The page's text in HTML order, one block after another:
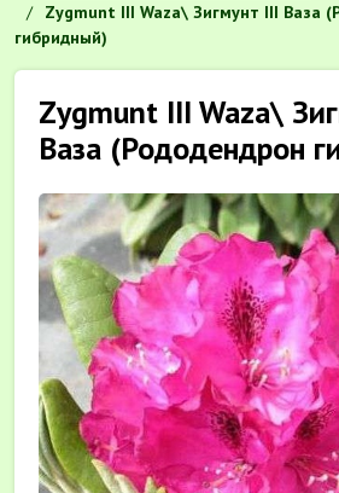
Zygmunt III Waza\ Зигмунт III Ваза
гибридный)
Zygmunt III Waza\
Ваза (Рододендрон